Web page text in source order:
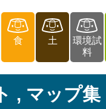
食 土
環境試
料
, マップ集